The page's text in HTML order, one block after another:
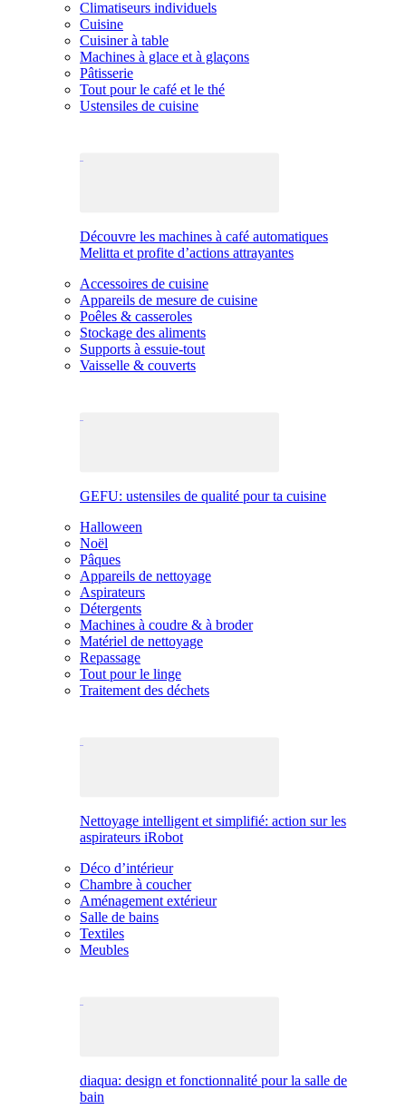
Climatiseurs individuels
Cuisine
Cuisiner à table
Machines à glace et à glaçons
Pâtisserie
Tout pour le café et le thé
Ustensiles de cuisine
Découvre les machines à café automatiques
Melitta et profite d’actions attrayantes
Accessoires de cuisine
Appareils de mesure de cuisine
Poêles & casseroles
Stockage des aliments
Supports à essuie-tout
Vaisselle & couverts
GEFU: ustensiles de qualité pour ta cuisine
Halloween
Noël
Pâques
Appareils de nettoyage
Aspirateurs
Détergents
Machines à coudre & à broder
Matériel de nettoyage
Repassage
Tout pour le linge
Traitement des déchets
Nettoyage intelligent et simplifié: action sur les
aspirateurs iRobot
Déco d’intérieur
Chambre à coucher
Aménagement extérieur
Salle de bains
Textiles
Meubles
diaqua: design et fonctionnalité pour la salle de
bain